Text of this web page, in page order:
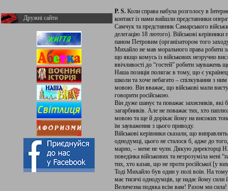
Дружні сайти
Р. S. Коли справа набула розголосу в
контакт із нами вийшли представники
Самчук та представник Самарського
делегацію 18 лютого). Військові
паном Петровим (організатором того
Михайло не мав морального права робити
що якщо комусь із військових незручно
ввічливості до “гостей” робити зауважень
Наша позиція полягає в тому, що є
школи та хоче небагато – спілкування з
мовою. Він вважає, що військові мали
говорити російською.
Він дуже шанує та поважає захисників,
загарбників. Але не поважає тих, хто
мовою та ще й дорікає йому на високих
їм зауваження з цього приводу.
Військові керівники сказали, що
однодумці, цього не сталося б, адже до
марно, – мене не чули. Дякую директорці
поведінка військових та незрозуміла мені
тих, хто казав, що не проти російської [у
Тоді Михайло був один у полі воїн. На
має тисячі однодумців, це надає йому сили
Величезна подяка всім вам! Разом ми